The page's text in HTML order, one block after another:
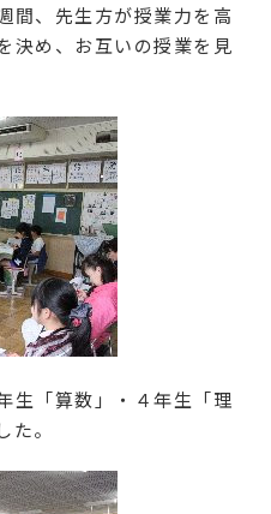
い合わせ
女子大学
大学
部・高等部
子大学幼稚部
間、先生方が授業力を高
決め、お互いの授業を見
生「算数」・４年生「理
。